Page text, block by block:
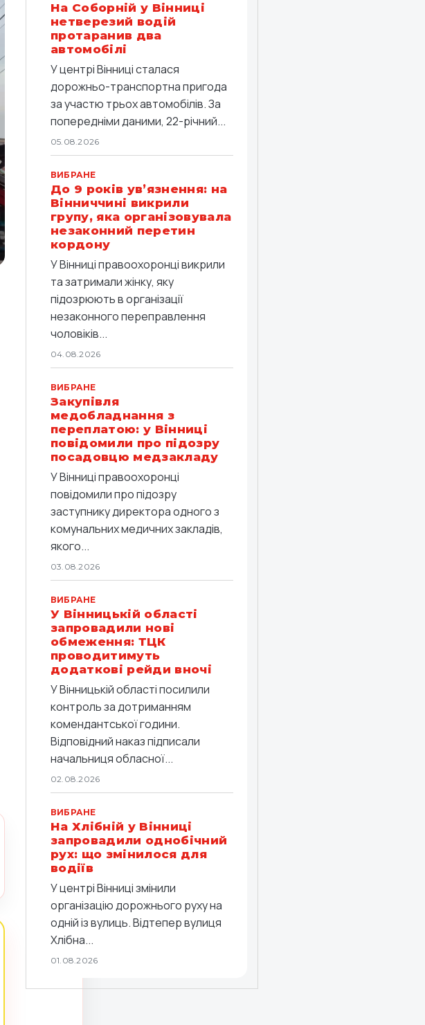
На Соборній у Вінниці
нетверезий водій
протаранив два
автомобілі
У центрі Вінниці сталася
дорожньо-транспортна пригода
за участю трьох автомобілів. За
попередніми даними, 22-річний...
05.08.2026
ВИБРАНЕ
До 9 років ув’язнення: на
Вінниччині викрили
групу, яка організовувала
незаконний перетин
кордону
У Вінниці правоохоронці викрили
та затримали жінку, яку
підозрюють в організації
незаконного переправлення
чоловіків...
04.08.2026
ВИБРАНЕ
Закупівля
медобладнання з
переплатою: у Вінниці
повідомили про підозру
посадовцю медзакладу
У Вінниці правоохоронці
повідомили про підозру
заступнику директора одного з
комунальних медичних закладів,
якого...
03.08.2026
ВИБРАНЕ
У Вінницькій області
запровадили нові
обмеження: ТЦК
проводитимуть
додаткові рейди вночі
У Вінницькій області посилили
контроль за дотриманням
комендантської години.
Відповідний наказ підписали
начальниця обласної...
02.08.2026
ВИБРАНЕ
На Хлібній у Вінниці
запровадили однобічний
рух: що змінилося для
водіїв
У центрі Вінниці змінили
організацію дорожнього руху на
одній із вулиць. Відтепер вулиця
Хлібна...
01.08.2026